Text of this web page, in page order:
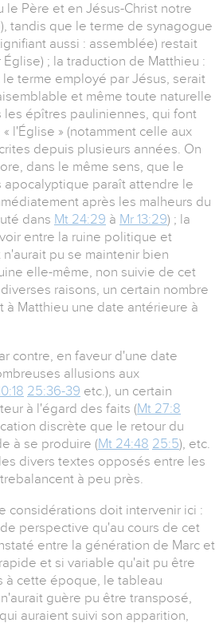
le Père et en Jésus-Christ notre
tandis que le terme de synagogue
aussi : assemblée) restait
; la traduction de Matthieu :
terme employé par Jésus, serait
et même toute naturelle
les épîtres pauliniennes, qui font
l'Église » (notamment celle aux
depuis plusieurs années. On
dans le même sens, que le
apocalyptique paraît attendre le
après les malheurs du
dans Mt 24:29 à Mr 13:29) ; la
entre la ruine politique et
n'aurait pu se maintenir bien
elle-même, non suivie de cet
raisons, un certain nombre
à Matthieu une date antérieure à
contre, en faveur d'une date
allusions aux
25:36-39 etc.), un certain
à l'égard des faits (Mt 27:8
discrète que le retour du
à se produire (Mt 24:48 25:5), etc.
divers textes opposés entre les
à peu près.
considérations doit intervenir ici :
perspective qu'au cours de cet
entre la génération de Marc et
et si variable qu'ait pu être
à cette époque, le tableau
guère pu être transposé,
auraient suivi son apparition,